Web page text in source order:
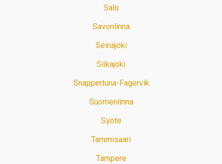
Salo
Savonlinna
Seinäjoki
Siikajoki
Snappertuna-Fagervik
Suomenlinna
Syöte
Tammisaari
Tampere